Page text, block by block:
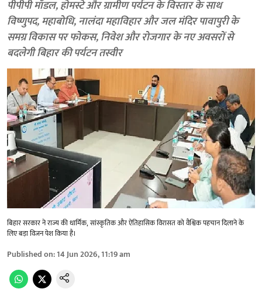
पीपीपी मॉडल, होमस्टे और ग्रामीण पर्यटन के विस्तार के साथ
विष्णुपद, महाबोधि, नालंदा महाविहार और जल मंदिर पावापुरी के
समग्र विकास पर फोकस, निवेश और रोजगार के नए अवसरों से
बदलेगी बिहार की पर्यटन तस्वीर
बिहार सरकार ने राज्य की धार्मिक, सांस्कृतिक और ऐतिहासिक विरासत को वैश्विक पहचान दिलाने के
लिए बड़ा विजन पेश किया है।
Published on:14 Jun 2026, 11:19 am